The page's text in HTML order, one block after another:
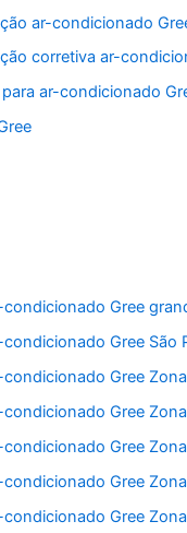
ar-condicionado
corretiva ar-
ar-condicionado
Gree
Gree São
Gree
Gree
Gree
Gree
Gree